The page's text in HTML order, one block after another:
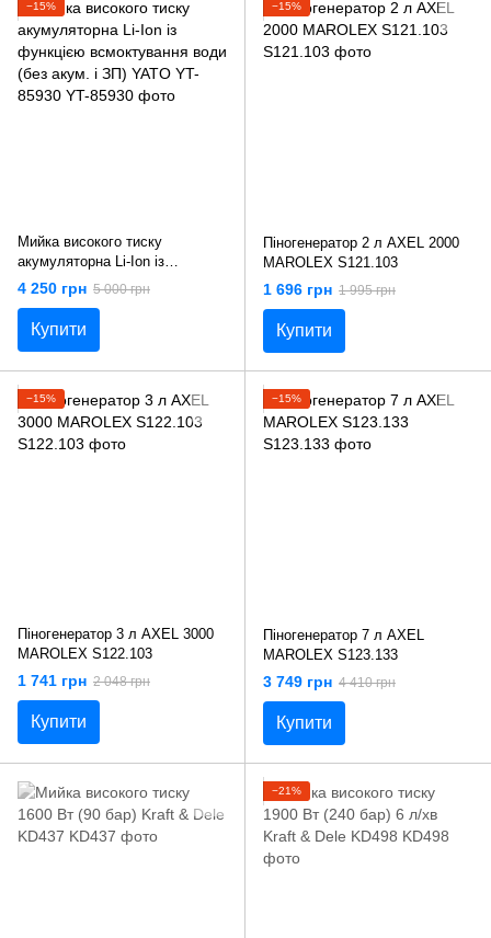
−15%
Мийка високого тиску
акумуляторна Li-Ion із
функцією всмоктування води
(без акум. і ЗП) YATO YT-85930
4 250 грн 5 000 грн
Купити
−15%
Піногенератор 2 л AXEL 2000
MAROLEX S121.103
1 696 грн 1 995 грн
Купити
−15%
Піногенератор 3 л AXEL 3000
MAROLEX S122.103
1 741 грн 2 048 грн
Купити
−15%
Піногенератор 7 л AXEL
MAROLEX S123.133
3 749 грн 4 410 грн
Купити
−21%